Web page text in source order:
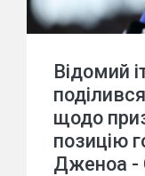
Відомий
щодо
позицію
Дженоа -